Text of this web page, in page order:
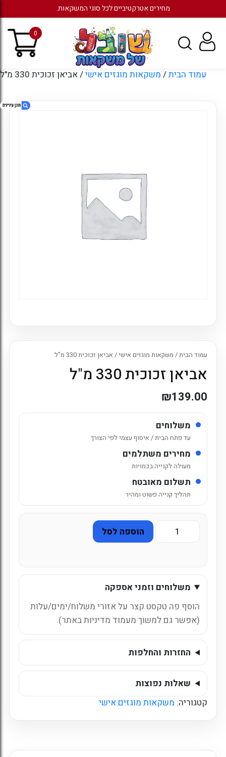
מחירים אטרקטיביים לכל סוגי המשקאות.
0
עמוד הבית/ משקאות מוגזים אישי/ אביאן זכוכית 330 מ"ל
עמוד הבית/ משקאות מוגזים אישי/ אביאן זכוכית 330 מ"ל
אביאן זכוכית 330 מ"ל
₪139.00
משלוחים
עד פתח הבית / איסוף עצמי לפי הצורך
מחירים משתלמים
מעולה לקנייה בכמויות
תשלום מאובטח
תהליך קנייה פשוט ומהיר
מ"ל
הוספה לסל
משלוחים וזמני אספקה
הוסף פה טקסט קצר על אזורי משלוח/ימים/עלות
(אפשר גם למשוך מעמוד מדיניות באתר).
החזרות והחלפות
שאלות נפוצות
קטגוריה: משקאות מוגזים אישי